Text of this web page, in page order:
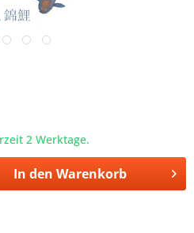
2 Werktage.
In den Warenkorb